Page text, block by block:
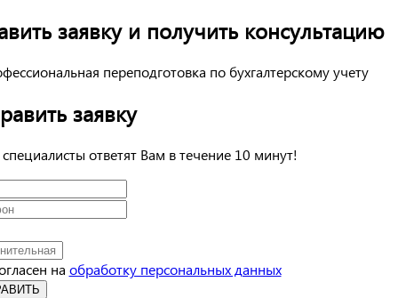
заявку и получить консультацию
заявку
ответят Вам в течение 10 минут!
на обработку персональных данных